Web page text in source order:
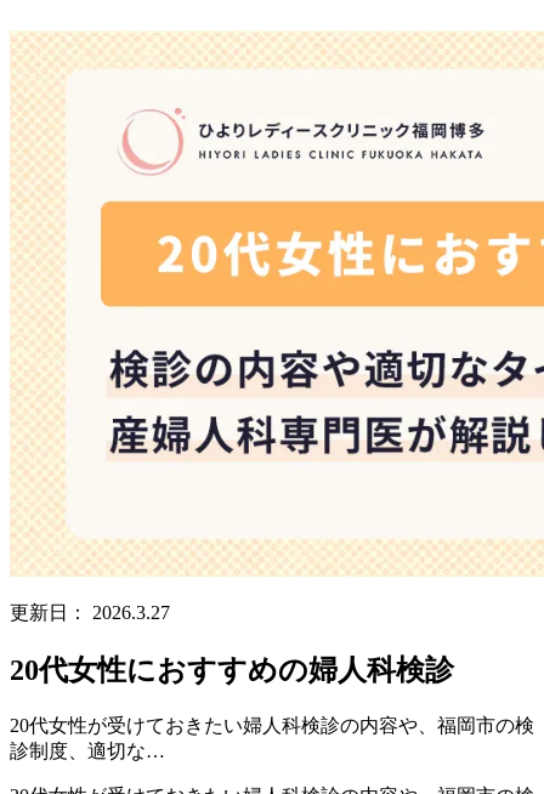
更新日： 2026.3.27
20代女性におすすめの婦人科検診
20代女性が受けておきたい婦人科検診の内容や、福岡市の検
診制度、適切な…